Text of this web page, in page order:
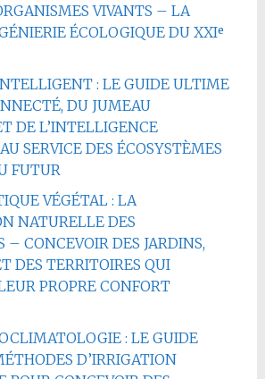
VIVANTS – LA
ÉCOLOGIQUE DU XXIᵉ
: LE GUIDE ULTIME
DU JUMEAU
DE L’INTELLIGENCE
SERVICE DES ÉCOSYSTÈMES
FUTUR
VÉGÉTAL : LA
NATURELLE DES
– CONCEVOIR DES JARDINS,
DES TERRITOIRES QUI
PROPRE CONFORT
: LE GUIDE
D’IRRIGATION